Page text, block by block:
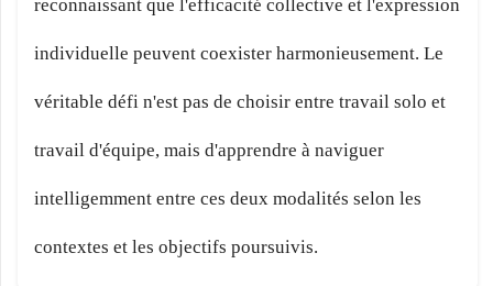
reconnaissant que l'efficacité collective et l'expression
individuelle peuvent coexister harmonieusement. Le
véritable défi n'est pas de choisir entre travail solo et
travail d'équipe, mais d'apprendre à naviguer
intelligemment entre ces deux modalités selon les
contextes et les objectifs poursuivis.